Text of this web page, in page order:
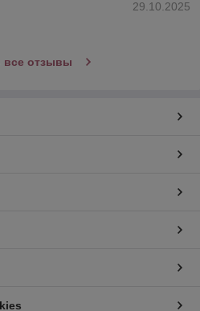
29.10.2025
все отзывы